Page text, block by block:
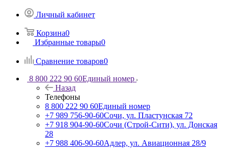
Личный кабинет
Корзина0
Избранные товары0
Сравнение товаров0
8 800 222 90 60Единый номер
Назад
Телефоны
8 800 222 90 60Единый номер
+7 989 756-90-60Сочи, ул. Пластунская 72
+7 918 904-90-60Сочи (Строй-Сити), ул. Донская
28
+7 988 406-90-60Адлер, ул. Авиационная 28/9